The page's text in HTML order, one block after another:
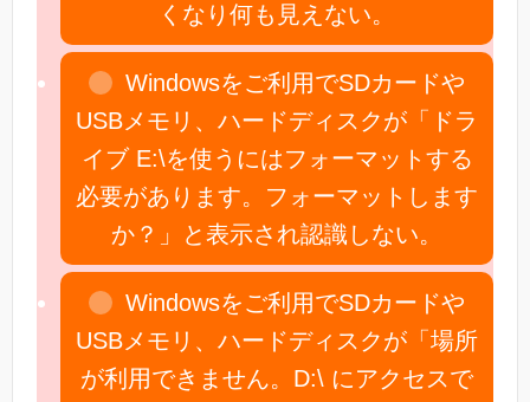
くなり何も見えない。
Windowsをご利用でSDカードや
USBメモリ、ハードディスクが「ドラ
イブ E:\を使うにはフォーマットする
必要があります。フォーマットします
か？」と表示され認識しない。
Windowsをご利用でSDカードや
USBメモリ、ハードディスクが「場所
が利用できません。D:\ にアクセスで